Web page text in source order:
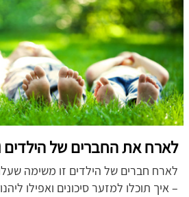
לארח את החברים של הילדים
לארח חברים של הילדים זו משימה
– איך תוכלו למזער סיכונים ואפילו